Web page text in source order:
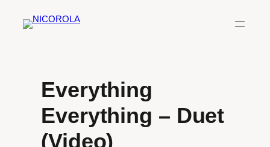
Inhalt
Everything
Everything – Duet
(Video)